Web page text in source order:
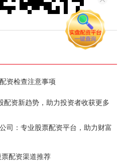
资检查注意事项
配资新趋势，助力投资者收获更多
司：专业股票配资平台，助力财富
配资渠道推荐